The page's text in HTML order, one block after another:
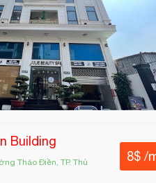
Building
Thảo Điền, TP. Thủ
8$ /